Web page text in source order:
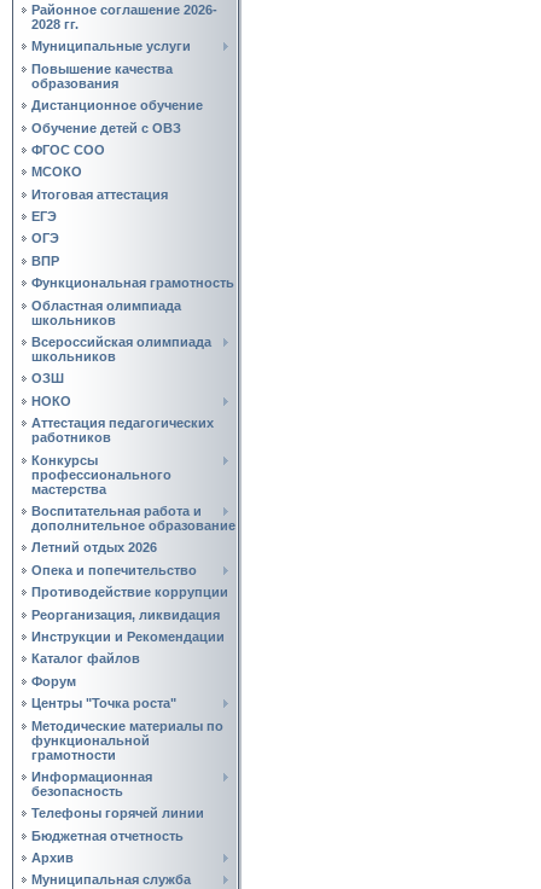
Районное соглашение 2026-
2028 гг.
Муниципальные услуги
Повышение качества
образования
Дистанционное обучение
Обучение детей с ОВЗ
ФГОС СОО
МСОКО
Итоговая аттестация
ЕГЭ
ОГЭ
ВПР
Функциональная грамотность
Областная олимпиада
школьников
Всероссийская олимпиада
школьников
ОЗШ
НОКО
Аттестация педагогических
работников
Конкурсы
профессионального
мастерства
Воспитательная работа и
дополнительное образование
Летний отдых 2026
Опека и попечительство
Противодействие коррупции
Реорганизация, ликвидация
Инструкции и Рекомендации
Каталог файлов
Форум
Центры "Точка роста"
Методические материалы по
функциональной
грамотности
Информационная
безопасность
Телефоны горячей линии
Бюджетная отчетность
Архив
Муниципальная служба